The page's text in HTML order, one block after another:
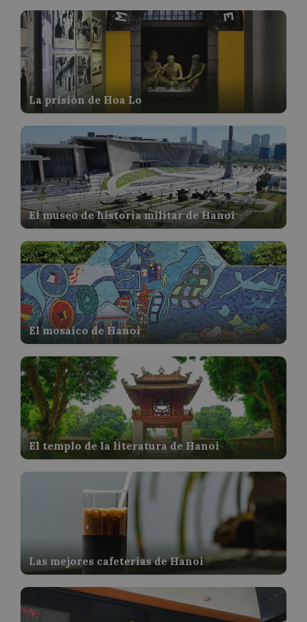
La prisión de Hoa Lo
El museo de historia militar de Hanoi
El mosaico de Hanoi
El templo de la literatura de Hanoi
Las mejores cafeterias de Hanoi